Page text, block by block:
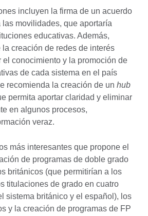
incluyen la firma de un acuerdo
movilidades, que aportaría
educativas. Además,
creación de redes de interés
el conocimiento y la promoción de
de cada sistema en el país
recomienda la creación de un hub
permita aportar claridad y eliminar
en algunos procesos,
veraz.
más interesantes que propone el
de programas de doble grado
británicos (que permitirían a los
titulaciones de grado en cuatro
sistema británico y el español), los
y la creación de programas de FP